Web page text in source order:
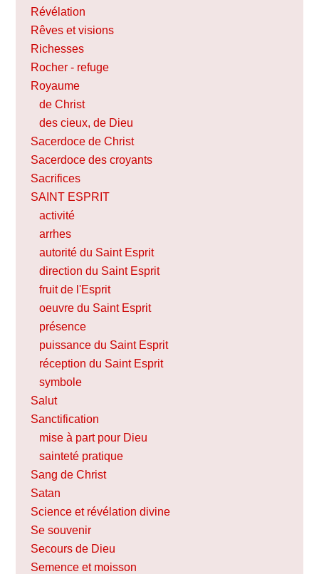
Révélation
Rêves et visions
Richesses
Rocher - refuge
Royaume
de Christ
des cieux, de Dieu
Sacerdoce de Christ
Sacerdoce des croyants
Sacrifices
SAINT ESPRIT
activité
arrhes
autorité du Saint Esprit
direction du Saint Esprit
fruit de l'Esprit
oeuvre du Saint Esprit
présence
puissance du Saint Esprit
réception du Saint Esprit
symbole
Salut
Sanctification
mise à part pour Dieu
sainteté pratique
Sang de Christ
Satan
Science et révélation divine
Se souvenir
Secours de Dieu
Semence et moisson